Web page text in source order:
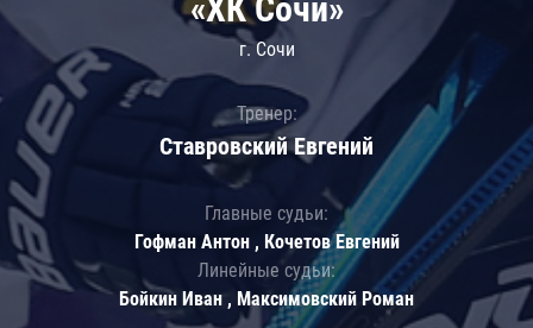
«ХК Сочи»
г. Сочи
Тренер:
Ставровский Евгений
Главные судьи:
Гофман Антон , Кочетов Евгений
Линейные судьи:
Бойкин Иван , Максимовский Роман